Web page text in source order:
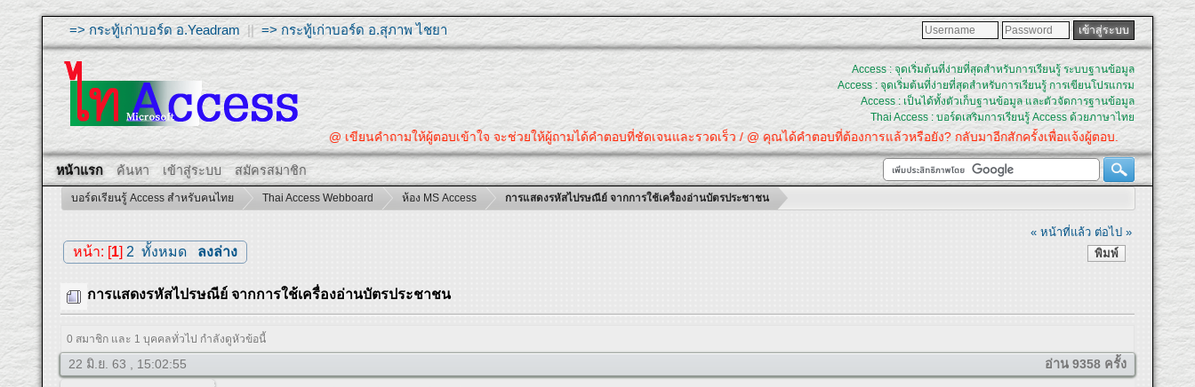
=> กระทู้เก่าบอร์ด อ.Yeadram ||=> กระทู้เก่าบอร์ด อ.สุภาพ ไชยา
Access : จุดเริ่มต้นที่ง่ายที่สุดสำหรับการเรียนรู้ ระบบฐานข้อมูล
Access : จุดเริ่มต้นที่ง่ายที่สุดสำหรับการเรียนรู้ การเขียนโปรแกรม
Access : เป็นได้ทั้งตัวเก็บฐานข้อมูล และตัวจัดการฐานข้อมูล
Thai Access : บอร์ดเสริมการเรียนรู้ Access ด้วยภาษาไทย
@ เขียนคำถามให้ผู้ตอบเข้าใจ จะช่วยให้ผู้ถามได้คำตอบที่ชัดเจนและรวดเร็ว / @ คุณได้คำตอบที่ต้องการแล้วหรือยัง? กลับมาอีกสักครั้งเพื่อแจ้งผู้ตอบ.
หน้าแรก ค้นหา เข้าสู่ระบบ สมัครสมาชิก
บอร์ดเรียนรู้ Access สำหรับคนไทย Thai Access Webboard ห้อง MS Access การแสดงรหัสไปรษณีย์ จากการใช้เครื่องอ่านบัตรประชาชน
« หน้าที่แล้ว ต่อไป »
พิมพ์
หน้า: [1] 2 ทั้งหมด ลงล่าง
การแสดงรหัสไปรษณีย์ จากการใช้เครื่องอ่านบัตรประชาชน
0 สมาชิก และ 1 บุคคลทั่วไป กำลังดูหัวข้อนี้
22 มิ.ย. 63 , 15:02:55 อ่าน 9358 ครั้ง